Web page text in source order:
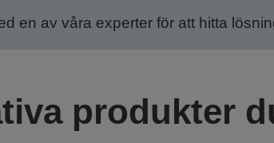
en av våra experter för att hitta
produkter